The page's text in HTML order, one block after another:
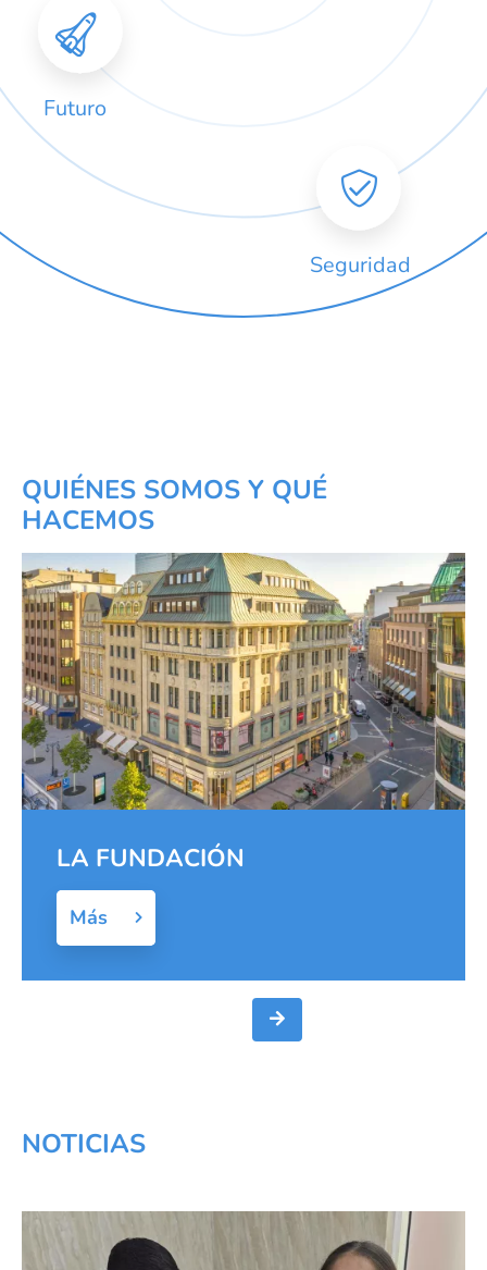
Futuro

Seguridad

QUIÉNES SOMOS Y QUÉ
HACEMOS
LA FUNDACIÓN
Más
NOTICIAS